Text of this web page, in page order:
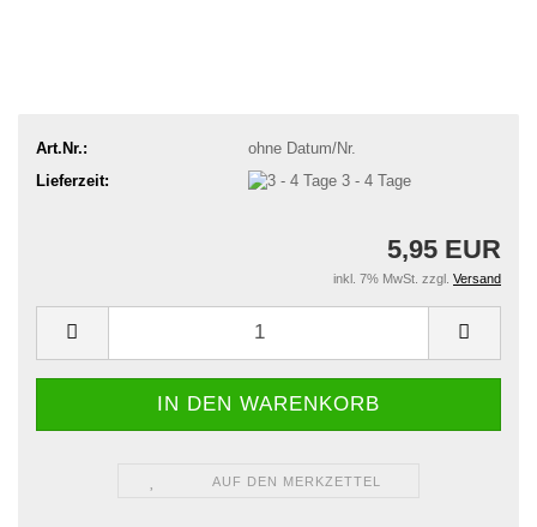
Art.Nr.:
ohne Datum/Nr.
Lieferzeit:
3 - 4 Tage
5,95 EUR
inkl. 7% MwSt. zzgl. Versand
AUF DEN MERKZETTEL